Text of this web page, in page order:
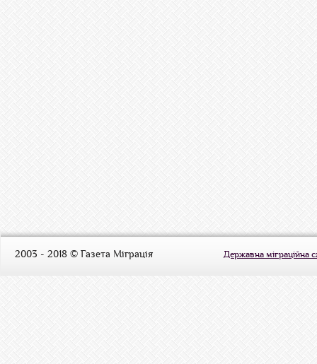
2003 - 2018 © Газета Міграція Державна міграційна